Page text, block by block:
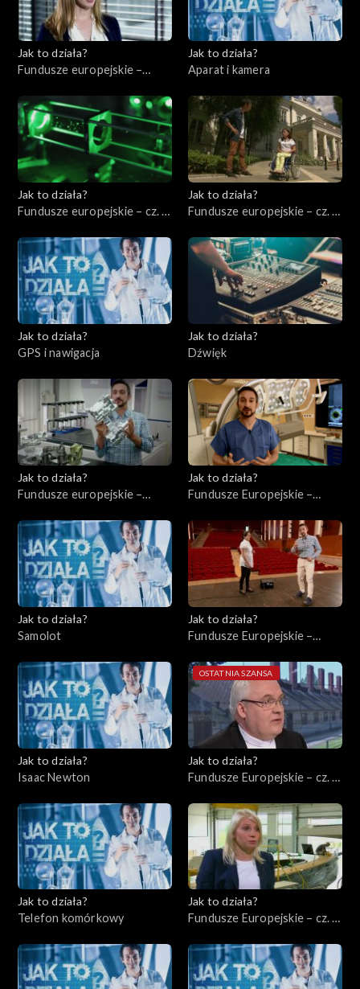
Jak to działa?
Fundusze europejskie –
elektryczną
Jak to działa?
Aparat i kamera
Jak to działa?
Fundusze europejskie – cz. 3,
Jak to działa?
Fundusze europejskie – cz. 4,
Jak to działa?
GPS i nawigacja
Jak to działa?
Dźwięk
Jak to działa?
Fundusze europejskie –
przedsiębiorstw
Jak to działa?
Fundusze Europejskie –
Jak to działa?
Samolot
Jak to działa?
Fundusze Europejskie –
Jak to działa?
Isaac Newton
OSTATNIA SZANSA
Jak to działa?
Fundusze Europejskie – cz. 8,
Jak to działa?
Telefon komórkowy
Jak to działa?
Fundusze Europejskie – cz. 9,